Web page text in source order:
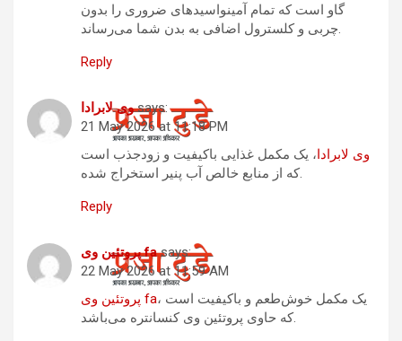
گاو است که تمام آمینواسیدهای ضروری را بدون
چربی و کلسترول اضافی به بدن شما می‌رساند.
Reply
وی لابرادا says:
21 May 2026 at 11:18 PM
وی لابرادا، یک مکمل غذایی باکیفیت و زودجذب است
که از منابع خالص آب پنیر استخراج شده.
Reply
پروتئین وی fa says:
22 May 2026 at 11:59 AM
پروتئین وی fa، یک مکمل خوش‌طعم و باکیفیت است
که حاوی پروتئین وی کنسانتره می‌باشد.